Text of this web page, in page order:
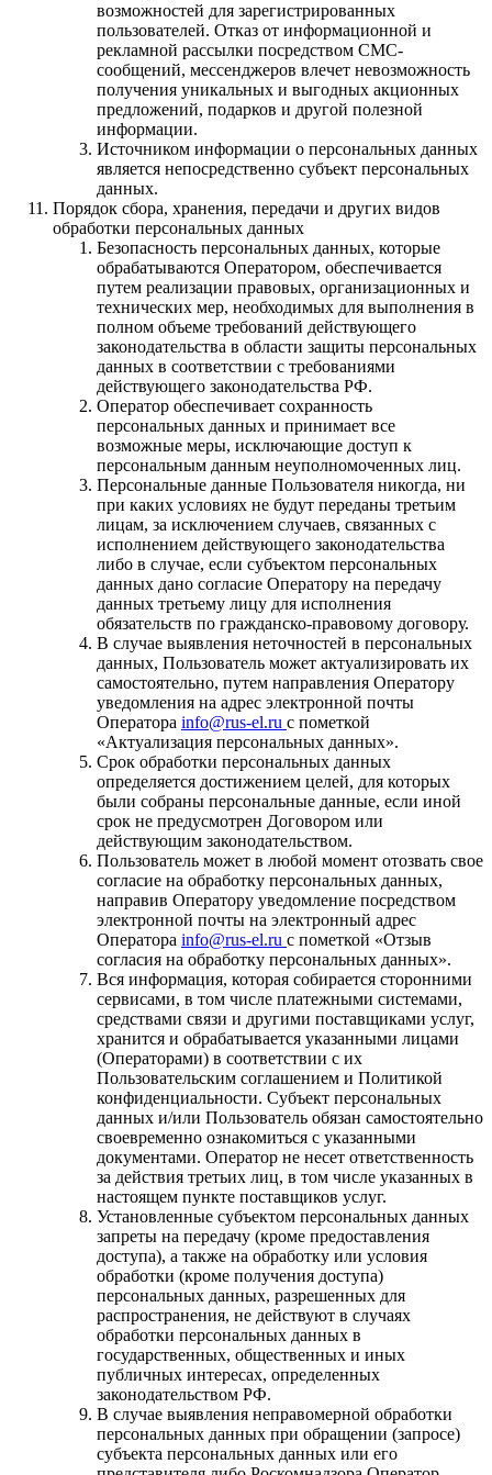
возможностей для зарегистрированных
пользователей. Отказ от информационной и
рекламной рассылки посредством СМС-
сообщений, мессенджеров влечет невозможность
получения уникальных и выгодных акционных
предложений, подарков и другой полезной
информации.
Источником информации о персональных данных
является непосредственно субъект персональных
данных.
Порядок сбора, хранения, передачи и других видов
обработки персональных данных
Безопасность персональных данных, которые
обрабатываются Оператором, обеспечивается
путем реализации правовых, организационных и
технических мер, необходимых для выполнения в
полном объеме требований действующего
законодательства в области защиты персональных
данных в соответствии с требованиями
действующего законодательства РФ.
Оператор обеспечивает сохранность
персональных данных и принимает все
возможные меры, исключающие доступ к
персональным данным неуполномоченных лиц.
Персональные данные Пользователя никогда, ни
при каких условиях не будут переданы третьим
лицам, за исключением случаев, связанных с
исполнением действующего законодательства
либо в случае, если субъектом персональных
данных дано согласие Оператору на передачу
данных третьему лицу для исполнения
обязательств по гражданско-правовому договору.
В случае выявления неточностей в персональных
данных, Пользователь может актуализировать их
самостоятельно, путем направления Оператору
уведомления на адрес электронной почты
Оператора info@rus-el.ru с пометкой
«Актуализация персональных данных».
Срок обработки персональных данных
определяется достижением целей, для которых
были собраны персональные данные, если иной
срок не предусмотрен Договором или
действующим законодательством.
Пользователь может в любой момент отозвать свое
согласие на обработку персональных данных,
направив Оператору уведомление посредством
электронной почты на электронный адрес
Оператора info@rus-el.ru с пометкой «Отзыв
согласия на обработку персональных данных».
Вся информация, которая собирается сторонними
сервисами, в том числе платежными системами,
средствами связи и другими поставщиками услуг,
хранится и обрабатывается указанными лицами
(Операторами) в соответствии с их
Пользовательским соглашением и Политикой
конфиденциальности. Субъект персональных
данных и/или Пользователь обязан самостоятельно
своевременно ознакомиться с указанными
документами. Оператор не несет ответственность
за действия третьих лиц, в том числе указанных в
настоящем пункте поставщиков услуг.
Установленные субъектом персональных данных
запреты на передачу (кроме предоставления
доступа), а также на обработку или условия
обработки (кроме получения доступа)
персональных данных, разрешенных для
распространения, не действуют в случаях
обработки персональных данных в
государственных, общественных и иных
публичных интересах, определенных
законодательством РФ.
В случае выявления неправомерной обработки
персональных данных при обращении (запросе)
субъекта персональных данных или его